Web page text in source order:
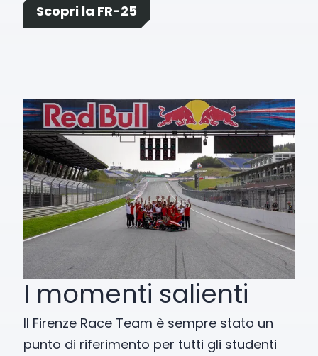
Scopri la FR-25
I momenti salienti
Il Firenze Race Team è sempre stato un
punto di riferimento per tutti gli studenti